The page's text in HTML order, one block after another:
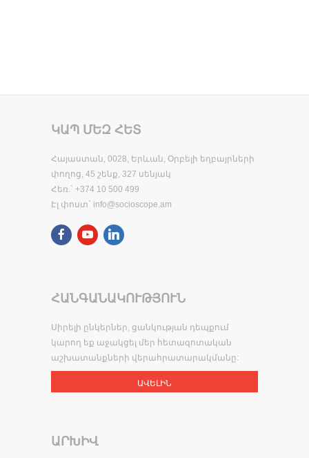
ԿԱՊ ՄԵԶ ՀԵՏ
Հայաստան, 0028, Երևան, Օրբելի եղբայրների
փողոց, 45 շենք, 327 սենյակ
Հեռ.` +374 10 500 499
Էլ փոստ` info@socioscope.am
ՀԱՆԳԱՆԱԿՈՒԹՅՈՒՆ
Սիրելի ընկերներ, ցանկության դեպքում
կարող եք աջակցել մեր հետազոտական
աշխատանքների վերահրատարակմանը:
ԱՎԵԼԻՆ
ԱՐԽԻՎ